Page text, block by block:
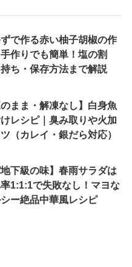
で作る赤い柚子胡椒の作
作りでも簡単！塩の割
ち・保存方法まで解説
のまま・解凍なし】白身魚
レシピ｜臭み取りや火加
（カレイ・銀だら対応）
地下級の味】春雨サラダは
1:1:1で失敗なし！マヨな
ー絶品中華風レシピ